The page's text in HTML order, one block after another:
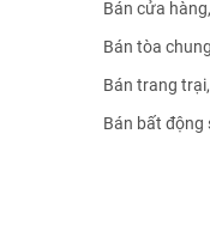
Bán cửa
Bán tòa
Bán trang
Bán bất động